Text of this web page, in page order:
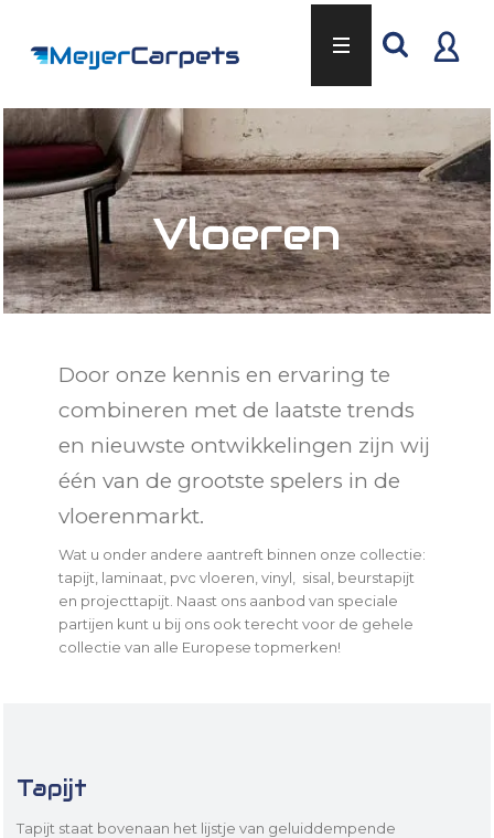
Vloeren
Door onze kennis en ervaring te
combineren met de laatste trends
en nieuwste ontwikkelingen zijn wij
één van de grootste spelers in de
vloerenmarkt.
Wat u onder andere aantreft binnen onze collectie:
tapijt, laminaat, pvc vloeren, vinyl, sisal, beurstapijt
en projecttapijt. Naast ons aanbod van speciale
partijen kunt u bij ons ook terecht voor de gehele
collectie van alle Europese topmerken!
Tapijt
Tapijt staat bovenaan het lijstje van geluiddempende